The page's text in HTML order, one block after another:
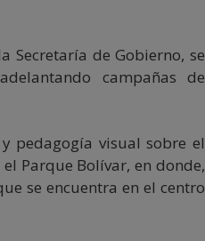
Secretaría de Gobierno, se
campañas de
pedagogía visual sobre el
Parque Bolívar, en donde,
se encuentra en el centro